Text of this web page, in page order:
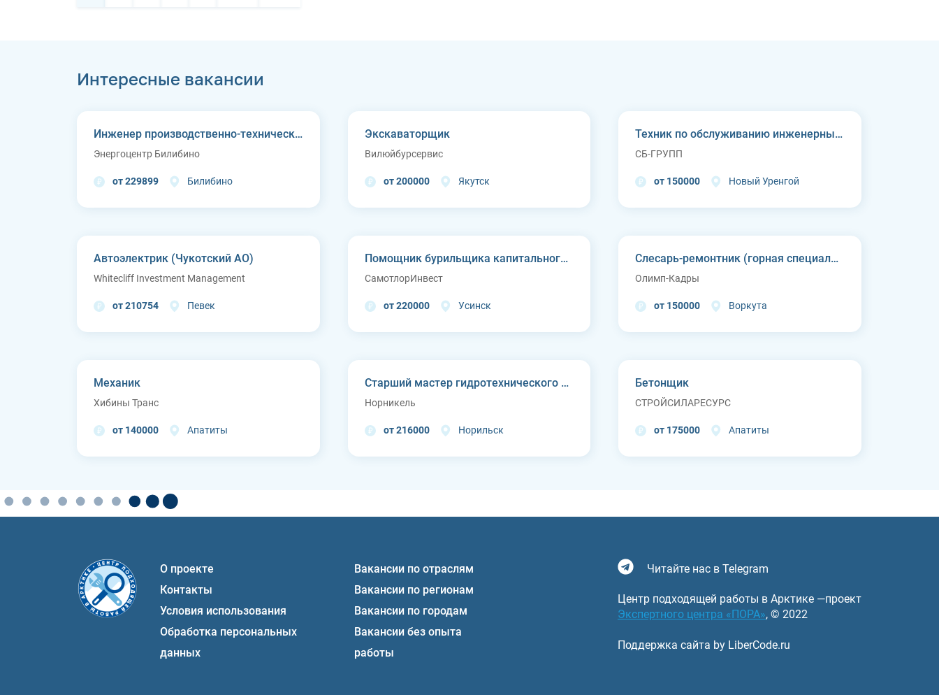
Интересные вакансии
Инженер производственно-технического отдела
Энергоцентр Билибино
от 229899 Билибино
Экскаваторщик
Вилюйбурсервис
от 200000 Якутск
Техник по обслуживанию инженерных систем
СБ-ГРУПП
от 150000 Новый Уренгой
Автоэлектрик (Чукотский АО)
Whitecliff Investment Management
от 210754 Певек
Помощник бурильщика капитального ремонта скважин (КРС)
СамотлорИнвест
от 220000 Усинск
Слесарь-ремонтник (горная специальная техника)
Олимп-Кадры
от 150000 Воркута
Механик
Хибины Транс
от 140000 Апатиты
Старший мастер гидротехнического цеха Курейской ГЭС (п. Светлогорск)
Норникель
от 216000 Норильск
Бетонщик
СТРОЙСИЛАРЕСУРС
от 175000 Апатиты
О проекте
Контакты
Условия использования
Обработка персональных
данных
Вакансии по отраслям
Вакансии по регионам
Вакансии по городам
Вакансии без опыта
работы
Читайте нас в Telegram
Центр подходящей работы в Арктике —проект
Экспертного центра «ПОРА», © 2022
Поддержка сайта by LiberCode.ru